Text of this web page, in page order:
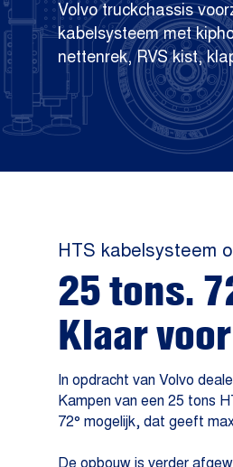
Volvo truckchassis
kabelsysteem met
nettenrek, RVS kist,
HTS kabelsysteem
25 tons.
Klaar
In opdracht van Volvo
Kampen van een 25 tons
72° mogelijk, dat geeft